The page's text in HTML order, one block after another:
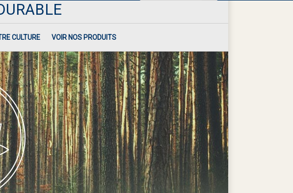
CULTURE VOIR NOS PRODUITS